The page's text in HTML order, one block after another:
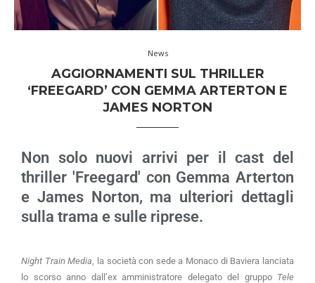
News
AGGIORNAMENTI SUL THRILLER
‘FREEGARD’ CON GEMMA ARTERTON E
JAMES NORTON
Non solo nuovi arrivi per il cast del
thriller 'Freegard' con Gemma Arterton
e James Norton, ma ulteriori dettagli
sulla trama e sulle riprese.
Night Train Media , la società con sede a Monaco di Baviera lanciata
lo scorso anno dall’ex amministratore delegato del gruppo Tele